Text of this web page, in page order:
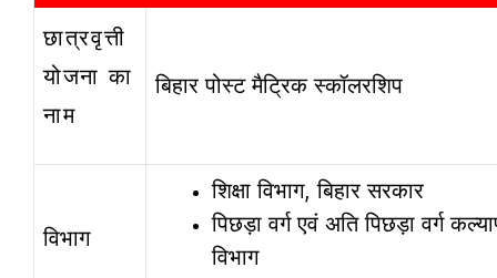
छात्रवृत्ती
योजना का
नाम
बिहार पोस्ट मैट्रिक स्कॉलरशिप
विभाग
शिक्षा विभाग, बिहार सरकार
पिछड़ा वर्ग एवं अति पिछड़ा वर्ग
विभाग